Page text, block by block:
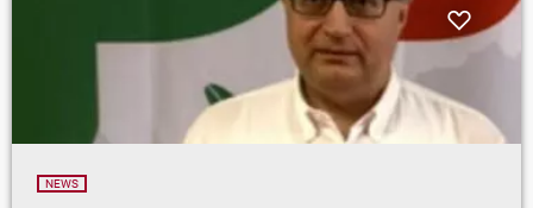
NEWS